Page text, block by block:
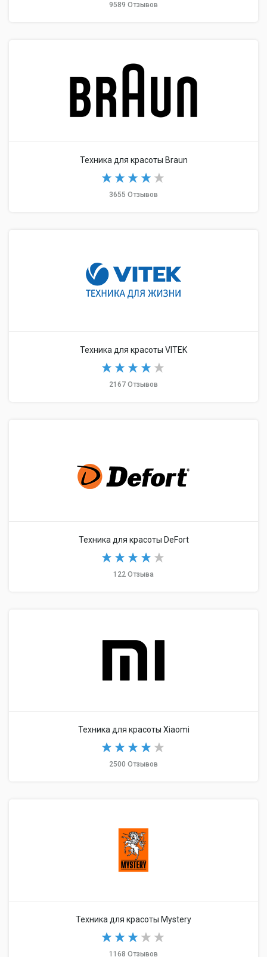
9589 Отзывов
Техника для красоты Braun
3655 Отзывов
Техника для красоты VITEK
2167 Отзывов
Техника для красоты DeFort
122 Отзыва
Техника для красоты Xiaomi
2500 Отзывов
Техника для красоты Mystery
1168 Отзывов